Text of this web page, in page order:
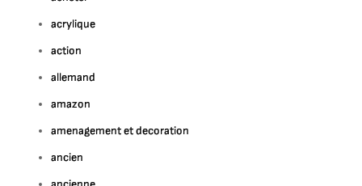
acrylique
action
allemand
amazon
amenagement et decoration
ancien